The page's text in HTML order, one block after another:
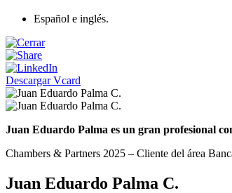
Español e inglés.
Descargar Vcard
Juan Eduardo Palma es un gran profesional
Chambers & Partners 2025 – Cliente del área
Juan Eduardo Palma C.